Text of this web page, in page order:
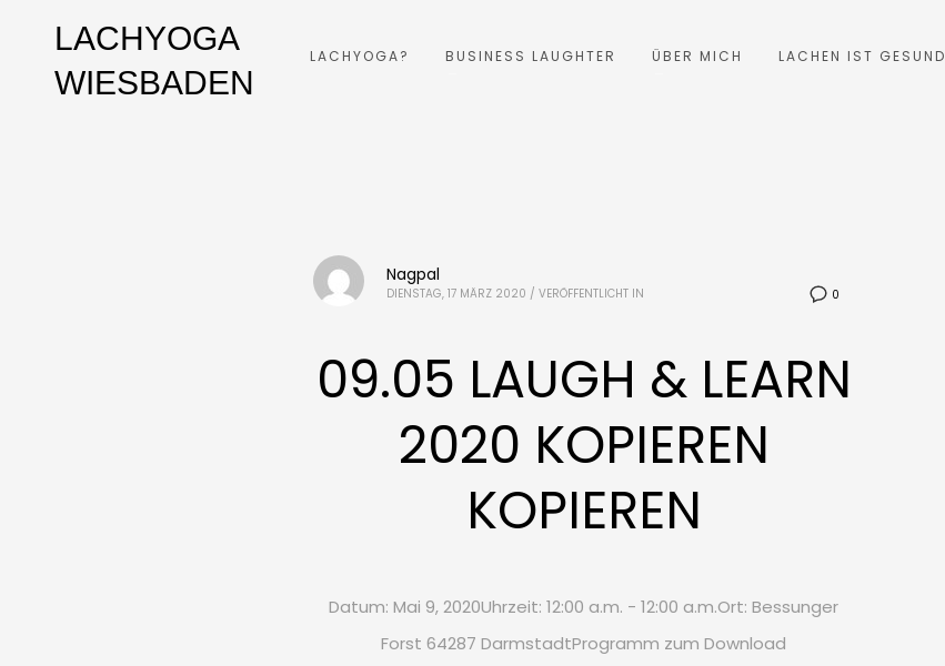
LACHYOGA
WIESBADEN
LACHYOGA? BUSINESS LAUGHTER ÜBER MICH LACHEN IST GESUND
0
Nagpal
DIENSTAG, 17 MÄRZ 2020 / VERÖFFENTLICHT IN
09.05 LAUGH & LEARN
2020 KOPIEREN
KOPIEREN
Datum: Mai 9, 2020Uhrzeit: 12:00 a.m. - 12:00 a.m.Ort: Bessunger
Forst 64287 DarmstadtProgramm zum Download